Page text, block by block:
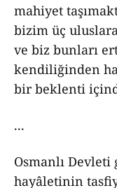
mahiyet
bizim üç
ve biz bunları
kendiliğinden
bir beklenti
...
Osmanlı
hayâletinin